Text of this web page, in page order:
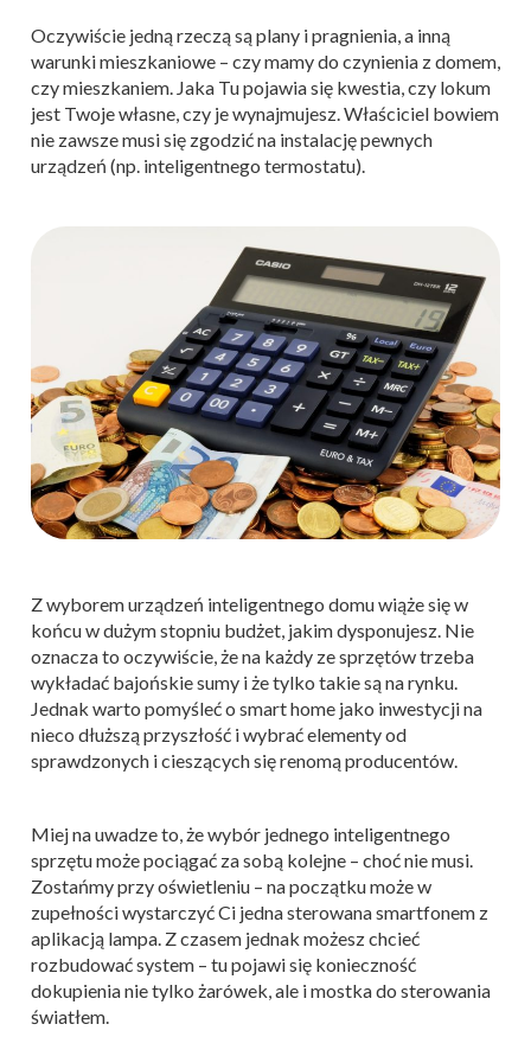
Oczywiście jedną rzeczą są plany i pragnienia, a inną
warunki mieszkaniowe – czy mamy do czynienia z domem,
czy mieszkaniem. Jaka Tu pojawia się kwestia, czy lokum
jest Twoje własne, czy je wynajmujesz. Właściciel bowiem
nie zawsze musi się zgodzić na instalację pewnych
urządzeń (np. inteligentnego termostatu).
Z wyborem urządzeń inteligentnego domu wiąże się w
końcu w dużym stopniu budżet, jakim dysponujesz. Nie
oznacza to oczywiście, że na każdy ze sprzętów trzeba
wykładać bajońskie sumy i że tylko takie są na rynku.
Jednak warto pomyśleć o smart home jako inwestycji na
nieco dłuższą przyszłość i wybrać elementy od
sprawdzonych i cieszących się renomą producentów.
Miej na uwadze to, że wybór jednego inteligentnego
sprzętu może pociągać za sobą kolejne – choć nie musi.
Zostańmy przy oświetleniu – na początku może w
zupełności wystarczyć Ci jedna sterowana smartfonem z
aplikacją lampa. Z czasem jednak możesz chcieć
rozbudować system – tu pojawi się konieczność
dokupienia nie tylko żarówek, ale i mostka do sterowania
światłem.